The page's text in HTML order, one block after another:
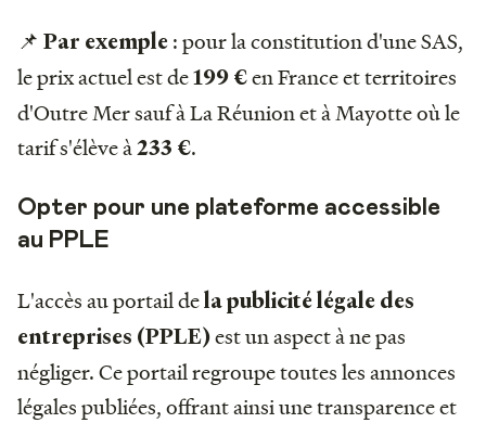
📌 Par exemple : pour la constitution d'une SAS,
le prix actuel est de199 €en France et territoires
d'Outre Mer sauf à La Réunion et à Mayotte où le
tarif s'élève à233 €.
Opter pour une plateforme accessible
au PPLE
L'accès au portail delapublicité légale des
entreprises (PPLE)est un aspect à ne pas
négliger. Ce portail regroupe toutes les annonces
légales publiées, offrant ainsi une transparence et